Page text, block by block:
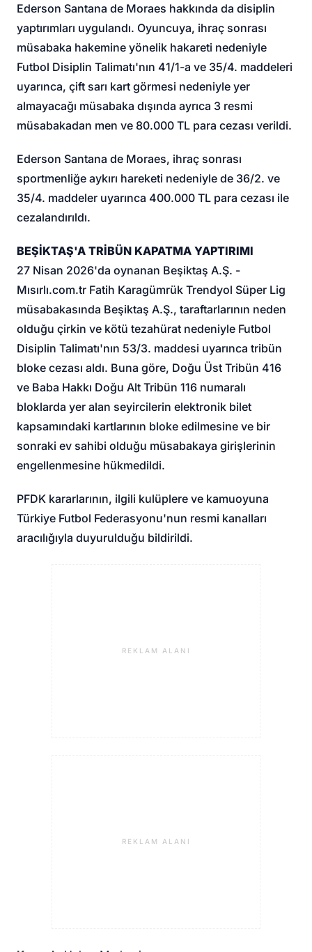
Ederson Santana de Moraes hakkında da disiplin
yaptırımları uygulandı. Oyuncuya, ihraç sonrası
müsabaka hakemine yönelik hakareti nedeniyle
Futbol Disiplin Talimatı'nın 41/1-a ve 35/4. maddeleri
uyarınca, çift sarı kart görmesi nedeniyle yer
almayacağı müsabaka dışında ayrıca 3 resmi
müsabakadan men ve 80.000 TL para cezası verildi.
Ederson Santana de Moraes, ihraç sonrası
sportmenliğe aykırı hareketi nedeniyle de 36/2. ve
35/4. maddeler uyarınca 400.000 TL para cezası ile
cezalandırıldı.
BEŞİKTAŞ'A TRİBÜN KAPATMA YAPTIRIMI
27 Nisan 2026'da oynanan Beşiktaş A.Ş. -
Mısırlı.com.tr Fatih Karagümrük Trendyol Süper Lig
müsabakasında Beşiktaş A.Ş., taraftarlarının neden
olduğu çirkin ve kötü tezahürat nedeniyle Futbol
Disiplin Talimatı'nın 53/3. maddesi uyarınca tribün
bloke cezası aldı. Buna göre, Doğu Üst Tribün 416
ve Baba Hakkı Doğu Alt Tribün 116 numaralı
bloklarda yer alan seyircilerin elektronik bilet
kapsamındaki kartlarının bloke edilmesine ve bir
sonraki ev sahibi olduğu müsabakaya girişlerinin
engellenmesine hükmedildi.
PFDK kararlarının, ilgili kulüplere ve kamuoyuna
Türkiye Futbol Federasyonu'nun resmi kanalları
aracılığıyla duyurulduğu bildirildi.
REKLAM ALANI
REKLAM ALANI